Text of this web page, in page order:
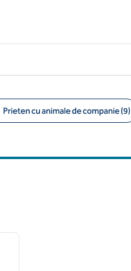
Prieten cu animale de companie (9)
imaginea următoare